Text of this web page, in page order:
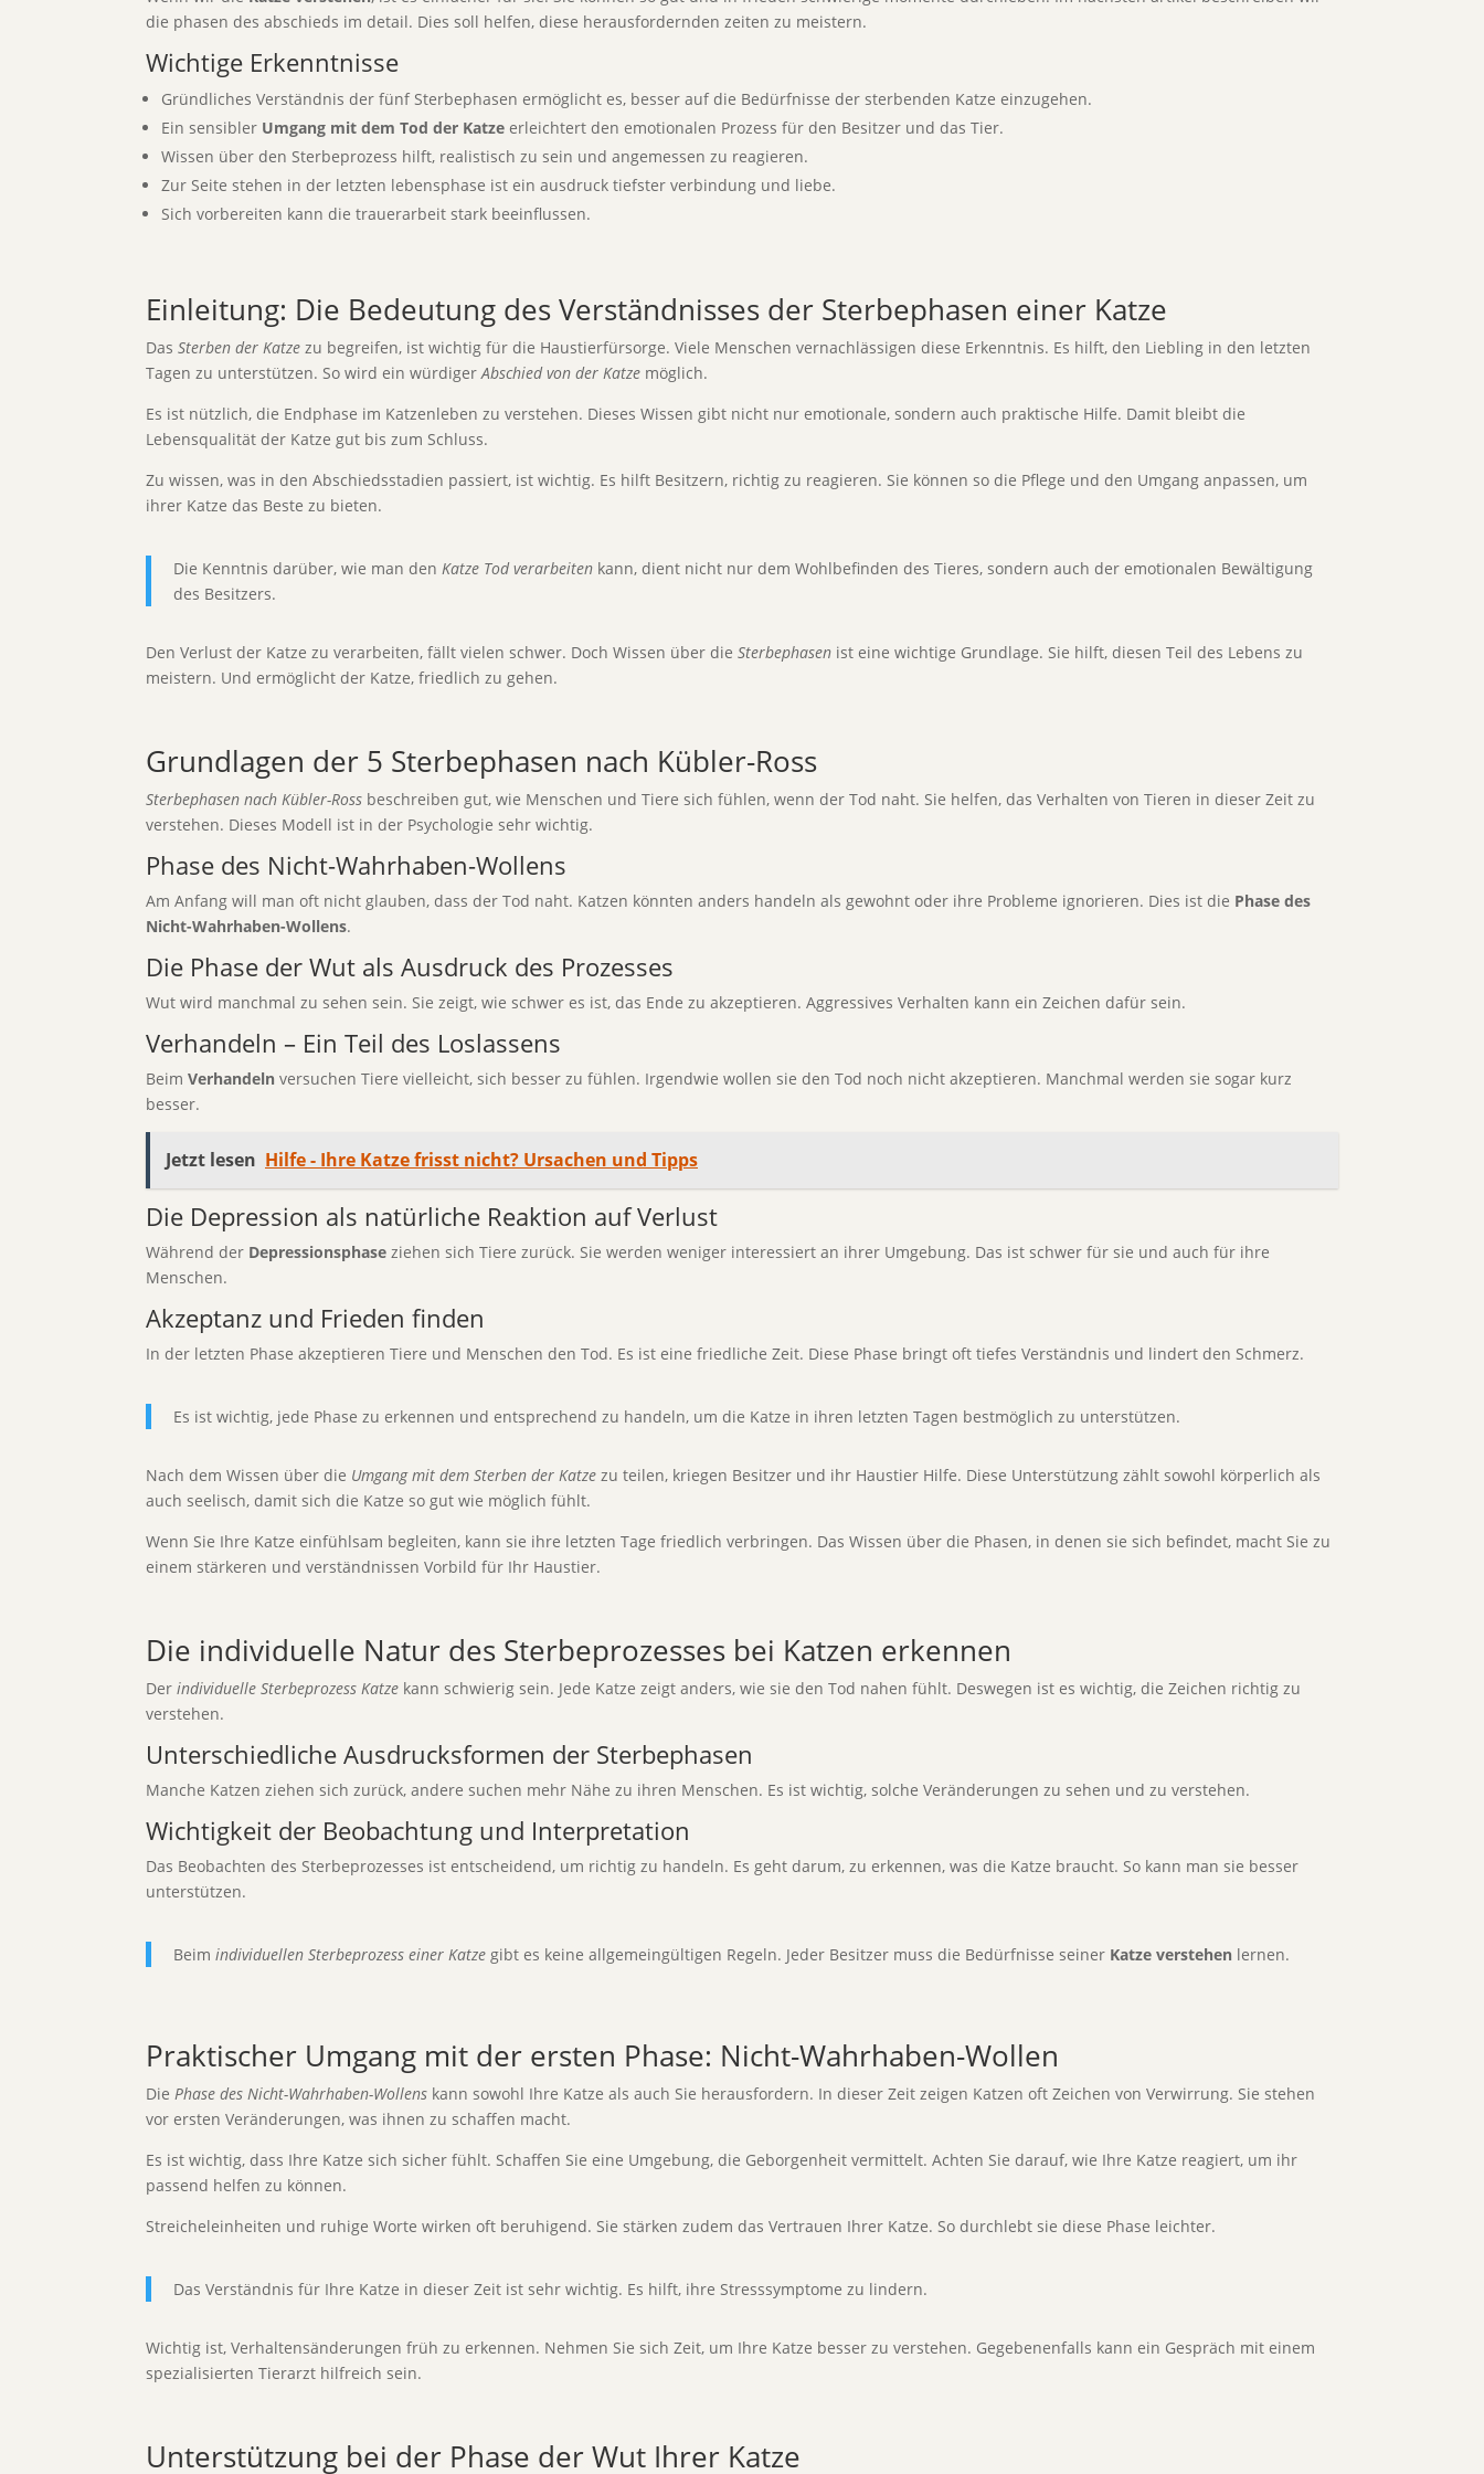
die phasen des abschieds im detail. Dies soll helfen, diese herausfordernden zeiten zu meistern.
Wichtige Erkenntnisse
Gründliches Verständnis der fünf Sterbephasen ermöglicht es, besser auf die Bedürfnisse der sterbenden Katze einzugehen.
Ein sensibler Umgang mit dem Tod der Katze erleichtert den emotionalen Prozess für den Besitzer und das Tier.
Wissen über den Sterbeprozess hilft, realistisch zu sein und angemessen zu reagieren.
Zur Seite stehen in der letzten lebensphase ist ein ausdruck tiefster verbindung und liebe.
Sich vorbereiten kann die trauerarbeit stark beeinflussen.
Einleitung: Die Bedeutung des Verständnisses der Sterbephasen einer Katze
Das Sterben der Katze zu begreifen, ist wichtig für die Haustierfürsorge. Viele Menschen vernachlässigen diese Erkenntnis. Es hilft, den Liebling in den letzten
Tagen zu unterstützen. So wird ein würdiger Abschied von der Katze möglich.
Es ist nützlich, die Endphase im Katzenleben zu verstehen. Dieses Wissen gibt nicht nur emotionale, sondern auch praktische Hilfe. Damit bleibt die
Lebensqualität der Katze gut bis zum Schluss.
Zu wissen, was in den Abschiedsstadien passiert, ist wichtig. Es hilft Besitzern, richtig zu reagieren. Sie können so die Pflege und den Umgang anpassen, um
ihrer Katze das Beste zu bieten.
Die Kenntnis darüber, wie man den Katze Tod verarbeiten kann, dient nicht nur dem Wohlbefinden des Tieres, sondern auch der emotionalen Bewältigung
des Besitzers.
Den Verlust der Katze zu verarbeiten, fällt vielen schwer. Doch Wissen über die Sterbephasen ist eine wichtige Grundlage. Sie hilft, diesen Teil des Lebens zu
meistern. Und ermöglicht der Katze, friedlich zu gehen.
Grundlagen der 5 Sterbephasen nach Kübler-Ross
Sterbephasen nach Kübler-Ross beschreiben gut, wie Menschen und Tiere sich fühlen, wenn der Tod naht. Sie helfen, das Verhalten von Tieren in dieser Zeit zu
verstehen. Dieses Modell ist in der Psychologie sehr wichtig.
Phase des Nicht-Wahrhaben-Wollens
Am Anfang will man oft nicht glauben, dass der Tod naht. Katzen könnten anders handeln als gewohnt oder ihre Probleme ignorieren. Dies ist die Phase des
Nicht-Wahrhaben-Wollens.
Die Phase der Wut als Ausdruck des Prozesses
Wut wird manchmal zu sehen sein. Sie zeigt, wie schwer es ist, das Ende zu akzeptieren. Aggressives Verhalten kann ein Zeichen dafür sein.
Verhandeln – Ein Teil des Loslassens
Beim Verhandeln versuchen Tiere vielleicht, sich besser zu fühlen. Irgendwie wollen sie den Tod noch nicht akzeptieren. Manchmal werden sie sogar kurz
besser.
Jetzt lesen Hilfe - Ihre Katze frisst nicht? Ursachen und Tipps
Die Depression als natürliche Reaktion auf Verlust
Während der Depressionsphase ziehen sich Tiere zurück. Sie werden weniger interessiert an ihrer Umgebung. Das ist schwer für sie und auch für ihre
Menschen.
Akzeptanz und Frieden finden
In der letzten Phase akzeptieren Tiere und Menschen den Tod. Es ist eine friedliche Zeit. Diese Phase bringt oft tiefes Verständnis und lindert den Schmerz.
Es ist wichtig, jede Phase zu erkennen und entsprechend zu handeln, um die Katze in ihren letzten Tagen bestmöglich zu unterstützen.
Nach dem Wissen über die Umgang mit dem Sterben der Katze zu teilen, kriegen Besitzer und ihr Haustier Hilfe. Diese Unterstützung zählt sowohl körperlich als
auch seelisch, damit sich die Katze so gut wie möglich fühlt.
Wenn Sie Ihre Katze einfühlsam begleiten, kann sie ihre letzten Tage friedlich verbringen. Das Wissen über die Phasen, in denen sie sich befindet, macht Sie zu
einem stärkeren und verständnissen Vorbild für Ihr Haustier.
Die individuelle Natur des Sterbeprozesses bei Katzen erkennen
Der individuelle Sterbeprozess Katze kann schwierig sein. Jede Katze zeigt anders, wie sie den Tod nahen fühlt. Deswegen ist es wichtig, die Zeichen richtig zu
verstehen.
Unterschiedliche Ausdrucksformen der Sterbephasen
Manche Katzen ziehen sich zurück, andere suchen mehr Nähe zu ihren Menschen. Es ist wichtig, solche Veränderungen zu sehen und zu verstehen.
Wichtigkeit der Beobachtung und Interpretation
Das Beobachten des Sterbeprozesses ist entscheidend, um richtig zu handeln. Es geht darum, zu erkennen, was die Katze braucht. So kann man sie besser
unterstützen.
Beim individuellen Sterbeprozess einer Katze gibt es keine allgemeingültigen Regeln. Jeder Besitzer muss die Bedürfnisse seiner Katze verstehen lernen.
Praktischer Umgang mit der ersten Phase: Nicht-Wahrhaben-Wollen
Die Phase des Nicht-Wahrhaben-Wollens kann sowohl Ihre Katze als auch Sie herausfordern. In dieser Zeit zeigen Katzen oft Zeichen von Verwirrung. Sie stehen
vor ersten Veränderungen, was ihnen zu schaffen macht.
Es ist wichtig, dass Ihre Katze sich sicher fühlt. Schaffen Sie eine Umgebung, die Geborgenheit vermittelt. Achten Sie darauf, wie Ihre Katze reagiert, um ihr
passend helfen zu können.
Streicheleinheiten und ruhige Worte wirken oft beruhigend. Sie stärken zudem das Vertrauen Ihrer Katze. So durchlebt sie diese Phase leichter.
Das Verständnis für Ihre Katze in dieser Zeit ist sehr wichtig. Es hilft, ihre Stresssymptome zu lindern.
Wichtig ist, Verhaltensänderungen früh zu erkennen. Nehmen Sie sich Zeit, um Ihre Katze besser zu verstehen. Gegebenenfalls kann ein Gespräch mit einem
spezialisierten Tierarzt hilfreich sein.
Unterstützung bei der Phase der Wut Ihrer Katze